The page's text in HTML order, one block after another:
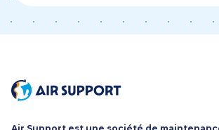
candidature.